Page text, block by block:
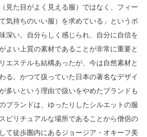
見た目がよく見える服）ではなく、フィー
気持ちのいい服）を求めている」というポ
深い。自分らしく感じられ、自分に自信を
よい上質の素材であることが非常に重要と
エステルも結構あったが、今は自然素材と
る。かつて扱っていた日本の著名なデザイ
多いという理由で扱いをやめたブランドも
ブランドは、ゆったりしたシルエットの服
ピリチュアルな場所であることから僧侶の
て徒歩圏内にあるジョージア・オキーフ美